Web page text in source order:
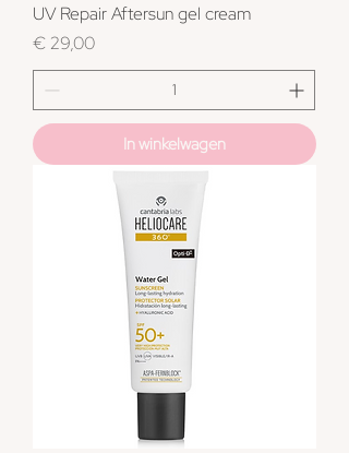
UV Repair Aftersun gel cream
Prijs
€ 29,00
In winkelwagen